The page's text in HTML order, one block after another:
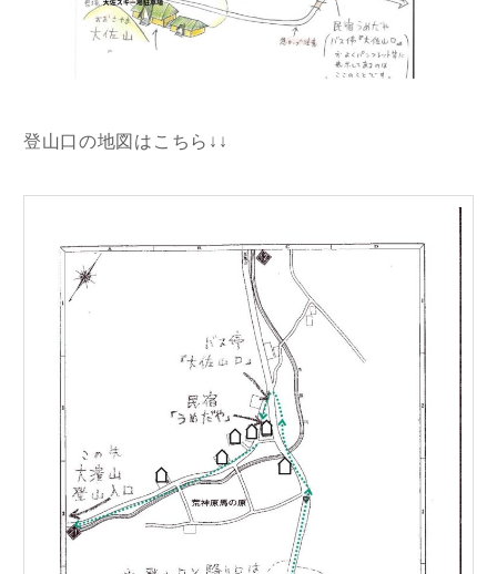
登山口の地図はこちら↓↓